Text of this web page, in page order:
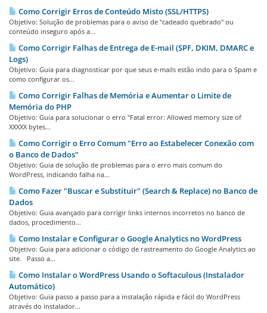
Como Corrigir Erros de Conteúdo Misto (SSL/HTTPS)
Objetivo: Solução de problemas para o aviso de "cadeado quebrado" ou
conteúdo inseguro após a...
Como Corrigir Falhas de Entrega de E-mail (SPF, DKIM, DMARC e
Logs)
Objetivo: Guia para diagnosticar por que seus e-mails estão indo para o Spam e
como configurar os...
Como Corrigir Falhas de Memória e Aumentar o Limite de
Memória do PHP
Objetivo: Guia para solucionar o erro "Fatal error: Allowed memory size of
XXXXX bytes...
Como Corrigir o Erro Comum "Erro ao Estabelecer Conexão com
o Banco de Dados"
Objetivo: Guia de solução de problemas para o erro mais comum do
WordPress, indicando falha na...
Como Fazer "Buscar e Substituir" (Search & Replace) no Banco de
Dados
Objetivo: Guia avançado para corrigir links internos incorretos no banco de
dados, procedimento...
Como Instalar e Configurar o Google Analytics no WordPress
Objetivo: Guia para adicionar o código de rastreamento do Google Analytics ao
site. Passo a...
Como Instalar o WordPress Usando o Softaculous (Instalador
Automático)
Objetivo: Guia passo a passo para a instalação rápida e fácil do WordPress
através do instalador...